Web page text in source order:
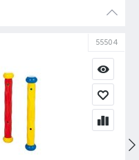
55504